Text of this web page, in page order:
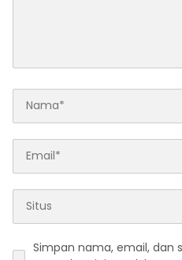
Simpan nama, email, dan